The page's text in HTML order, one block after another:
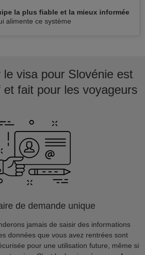
la plus fiable et la mieux informée
alimente ce système
visa pour Slovénie est
et fait pour les voyageurs
de demande unique
jamais de saisir des informations
données que vous avez rentrées sont
pour une utilisation future, même si